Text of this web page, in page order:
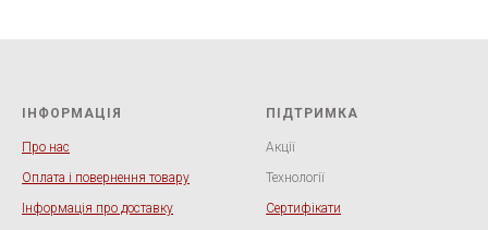
ІНФОРМАЦІЯ
Про нас
Оплата і повернення товару
Інформація про доставку
ПІДТРИМКА
Акції
Технології
Сертифікати